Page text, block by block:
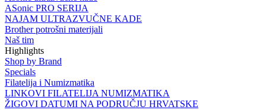
ASonic PRO SERIJA
NAJAM ULTRAZVUČNE KADE
Brother potrošni materijali
Naš tim
Highlights
Shop by Brand
Specials
Filatelija i Numizmatika
LINKOVI FILATELIJA NUMIZMATIKA
ŽIGOVI DATUMI NA PODRUČJU HRVATSKE